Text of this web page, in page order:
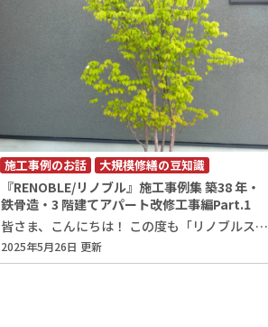
『RENOBLE/リノブル』施工事例集 築38 年・
鉄骨造・3 階建てアパート改修工事編Part.1
皆さま、こんにちは！ この度も「リノブルスタッフブログ」にお越しいただき、ありがとうございます。 レアテック株式会社の奥田りさです。 5月も下旬を迎え、新緑がまぶしい季節となりましたが、皆さまいかがお過ごしでしょうか。 最近は日中に汗ばむような陽気もあり、初夏の気配を感じる日も増えてきましたね。 ※2025年5月26日レアテック株式会社 金沢本社にて撮影 さて、今回のブログは過去に弊社『RENOBLE/リノブル』に工事をお任せいただいた 「築38年・鉄骨造・3階建てアパ―ト改修工事」の施工事例を詳しくご説明していきます！ はじめに今回ご紹介する物件の詳細ですが、築年数は38年、鉄骨造の3階建て、 総戸数が12戸のアパートです。外装材はALC版を使用しています。 まずは建物の外観をご覧ください！ 一見、綺麗に見えますが、細かく調査したところ下記の写真のような状態となっていました。 外壁ALC版の塗装面は、経年劣化によりひび割れが各所で確認されました。 また、外壁の目地シーリングやサッシの取合いシーリングについても、硬化や収縮が見られ、防水性能が低下している状態でした。 さらに、バルコニー床面のアスファルト防水層においても、ひび割れが発生しており、防水性能が低下していましたので、 これらの状況を踏まえ、今回は以下の改修工事を実施することとなりました。 【改修工事の内容】 ・「外壁補修工事」 ・「シーリング改修工事」 ・「塗装改修工事」 ・「バルコニー防水工事」 本日は第1回目として、「外壁補修工事」と「シーリング改修工事」の施工内容についてご紹介いたします。 それでは早速ですが、「外壁補修工事」から施工前の状況と、施工方法を順に見ていきましょう！ 外壁補修工事（Uカットシーリング工法） 【施工前状況】 外壁補修工事について 今回の外壁補修工事ではUカットシーリング工法を用いて、外壁表面に発生している ひび割れを適切に補修していきます。 この工程を丁寧に行うことで、建物の防水性能および耐久性を確保するとともに、仕上がりの美しさも維持することができます。 また、塗装前にこの工程を確実に実施することで、塗膜の劣化や剥離を防ぎ、 外壁の保護性能を長期間にわたり持続させることが可能となります。 【施工方法】 1.【Uカット】 まず、外壁ALC版の塗装面のひび割れ部分に、専用の工具を使用してU字型にカットし、溝を作ります。 なぜ溝を作るのかと言いますと、シーリング材をしっかり奥まで充填できるスペースを確保するためです。 また、接着面積が広がるため、シーリング材が建材と強く密着し、剝がれにくく耐久性の高い補修が可能になるからです！ ※専用工具にて溝カット状況 ※溝カット完了 2.【プライマー塗布・シーリング材充填】 カットした溝の中に残った粉塵などを丁寧に除去した後、 シーリング材の密着性を高めるために、プライマーを塗布し、シーリング材をしっかりと充填します。 その後、充填したシーリング材の表面をヘラで押さえ、平らに均して完了です。 ※シーリング材の詳しい充填方法については、下記のシーリング改修工事の内容でご説明させて頂きます。 ※Uカットシーリング工法 施工完了 シーリング改修工事 【施工前状況】 シーリング改修工事について 今回のシーリング改修工事では、外壁の目地シーリングや、サッシの取合いシーリングなどの打替えを行います。 シーリング材は建物の各所に使われており、防水性能や気密性を維持する上で非常に重要な役割を担っています。 しかし、時間の経過とともに紫外線や風雨の影響で ひび割れや硬化、剥離などの経年劣化を起こしやすく、放置すると雨水の浸入や 構造材の腐食、断熱性能の低下など、建物全体に深刻な影響を及ぼす可能性があります。 これらを未然に防ぐためにも、劣化したシーリング材は早めに打ち替えましょう！ 【施工方法】 1.【既存シーリング材の撤去・周辺の養生】 まず初めに、既存のシーリング材を撤去します。 その後、新たにシーリング材を充填する箇所の周辺にマスキングテープを使用して養生していきます。 この養生を行うことで、施工箇所以外にシーリング材が付着するのを防ぎ、美しく仕上げることができます。 ※外壁ALC版の塗装面 既存シーリング材の撤去状況 ※サッシ 既存シーリング材の撤去状況 ※養生状況 2.【プライマーの塗布】 既存のシーリング材を撤去した後は、新しいシーリング材がしっかり密着するようにプライマーを塗布します。 プライマーとは、建材とシーリング材との接着性を高めるための下塗り材です。 この工程を省いてしまうと、充填したシーリング材が早期に剥がれてしまうリスクがあるため、 プライマーの塗布は絶対に欠かせません！ ※外壁ALC版の塗装面 プライマー塗布状況 ※サッシ プライマー塗布状況 3.【新規シーリング材の充填】 プライマーを丁寧に塗り終えたら、いよいよ新しいシーリング材を充填する工程に入ります。 この作業には、「シーリングガン」と呼ばれる専用の道具を使います。 シーリングガンを使って、シーリング材をゆっくりと、そしてたっぷりと惜しみなく充填していきます。 これにより、しっかりと防水性が確保され、長持ちする仕上がりになります。 ※外壁ALC版の塗装面 シリンダーガンでのシーリング材充填状況 ※サッシ シーリングーガンでのシーリング材充填状況 4.【充填後のヘラ押さえ・養生片付】 シーリング材を充填した後は、専用のヘラを使って表面を押さえる作業に入ります。 この工程では、内部に残った空気を抜くと同時に、シーリング材を目地にしっかり密着させる効果があります。 また、余分なシーリング材を取り除きながら、表面を滑らかに整えることで、見た目も美しく仕上がります。 最後にマスキングテープを丁寧に剥がし、施工周辺に汚れやはみだしが無いかを確認します。 ※外壁ALC版の塗装面 シーリング材を充填した後のヘラ押さえ状況 ※サッシ シーリング材を充填した後のヘラ押さえ状況 5.【施工完了】 これにて施工完了です！ シーリング材を隙間なく丁寧に充填したことによって防水性能・耐久性が高まりました。 ※外壁ALC版の塗装面 目地シーリング打替え完了 ※サッシ 取り合いシーリング打替え完了 今回は「外壁補修工事」と「シーリング改修工事」についてお話しました。 次回は、「塗装改修工事」や「バルコニー防水工事」についてご説明させて頂きます！ 大切な資産であるアパート・マンションを長く良好な状態で維持していくためには、 外壁やシーリング材の定期的な点検とメンテナンスが欠かせません。 見た目の美しさを保つだけでなく、建物の寿命を延ばし、資産価値の向上にもつながります！ 弊社RENOBLE/リノブルでは豊富な施工実績で、的確な調査・診断・施工を行います！ 「大規模修繕を考えている」、「補修・修繕・改修を考えている」などお客様の悩みに沿ったご提案をさせて頂きます！ ぜひお気軽にご相談下さいませ！ それでは、この度も最後まで「リノブルスタッフブログ」をお読みいただきありがとうございました。 次回もよろしくお願いいたします！ リノブルは、 北陸3県 石川県 富山県 福井県 金沢市 白山市 野々市市 かほく市 河北郡 津幡町 内灘町 小松市 能美市 加賀市 など 地域密着で多くの信頼と実績を積み重ねてきた、建物診断、外壁塗装、外壁タイル改修、雨漏り補修、防水工事 大規模修繕のプロフェッショナル集団です。 ビル マンション アパート 収益物件 病院 学校 工場 倉庫 などの タイルの欠損 タイルの剥落 漏水 水漏れ 雨漏り を見付けたら、 調査診断 打診調査 赤外線調査 定期調査 改修工事 修繕工事 防水工事 塗装工事 は 「RENOBLE/リノブル」 「レアテック株式会社」 「ウォールドック株式会社」へ．．． 住宅の 屋根・外壁の塗装工事 防水工事 リフォーム は．．． 「プロタイムズ金沢駅西店」 「プロタイムズ富山中央店」 にお任せ下さい‼ 外装劣化診断士による建物調査診断を無料で行っております‼ 他社にはない『徹底した調査診断と卓越した施工技術』でオーナー様の建物をお守り致します。 これまで積み重ねてきた信頼と実績に恥じぬよう、誠心誠意対応させていただきます。 ■お見積もり・ご相談・お問い合わせはこちらから！
2025年5月26日 更新
施工事例のお話 大規模修繕の豆知識